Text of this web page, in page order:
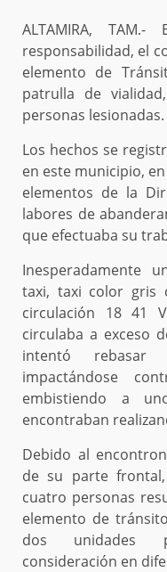
ALTAMIRA,
responsabilidad, el
elemento de
patrulla de
personas lesionadas.
Los hechos se
en este municipio,
elementos de la
labores de
que efectuaba su
Inesperadamente
taxi, taxi color gris
circulación 18 41
circulaba a exceso
intentó
impactándose
embistiendo a
encontraban
Debido al
de su parte
cuatro personas
elemento de
dos unidades
consideración en